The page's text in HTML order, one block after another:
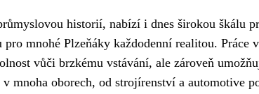
historií, nabízí i dnes širokou škálu
pro mnohé Plzeňáky každodenní realitou. Práce
vůči brzkému vstávání, ale zároveň
v mnoha oborech, od strojírenství a automotive